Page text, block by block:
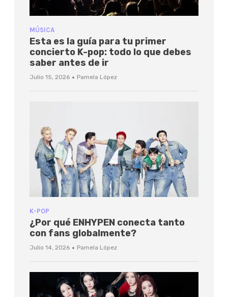
MÚSICA
Esta es la guía para tu primer
concierto K-pop: todo lo que debes
saber antes de ir
Julio 15, 2026 · Pamela López
K-POP
¿Por qué ENHYPEN conecta tanto
con fans globalmente?
Julio 14, 2026 · Pamela López